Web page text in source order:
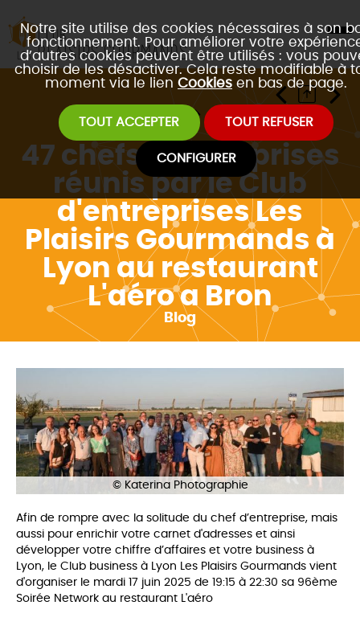
Notre site utilise des cookies nécessaires à son
fonctionnement. Pour améliorer votre
d’autres cookies peuvent être utilisés : vous
choisir de les désactiver. Cela reste modifiable à
moment via le lien Cookies en bas de page.
TOUT ACCEPTER TOUT REFUSER
CONFIGURER
Accueil Blog
47 chefs d'entreprises
réunis par le Club
d'entreprises Les
Plaisirs Gourmands à
Lyon au restaurant
L'aéro a Bron
Blog
© Katerina Photographie
Afin de rompre avec la solitude du chef d’entreprise, mais
aussi pour enrichir votre carnet d'adresses et ainsi
développer votre chiffre d’affaires et votre business à
Lyon, le Club business à Lyon Les Plaisirs Gourmands vient
d'organiser le mardi 17 juin 2025 de 19:15 à 22:30 sa 96ème
Soirée Network au restaurant L'aéro